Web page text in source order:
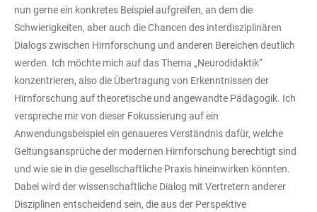
nun gerne ein konkretes Beispiel aufgreifen, an dem die
Schwierigkeiten, aber auch die Chancen des interdisziplinären
Dialogs zwischen Hirnforschung und anderen Bereichen deutlich
werden. Ich möchte mich auf das Thema „Neurodidaktik“
konzentrieren, also die Übertragung von Erkenntnissen der
Hirnforschung auf theoretische und angewandte Pädagogik. Ich
verspreche mir von dieser Fokussierung auf ein
Anwendungsbeispiel ein genaueres Verständnis dafür, welche
Geltungsansprüche der modernen Hirnforschung berechtigt sind
und wie sie in die gesellschaftliche Praxis hineinwirken könnten.
Dabei wird der wissenschaftliche Dialog mit Vertretern anderer
Disziplinen entscheidend sein, die aus der Perspektive